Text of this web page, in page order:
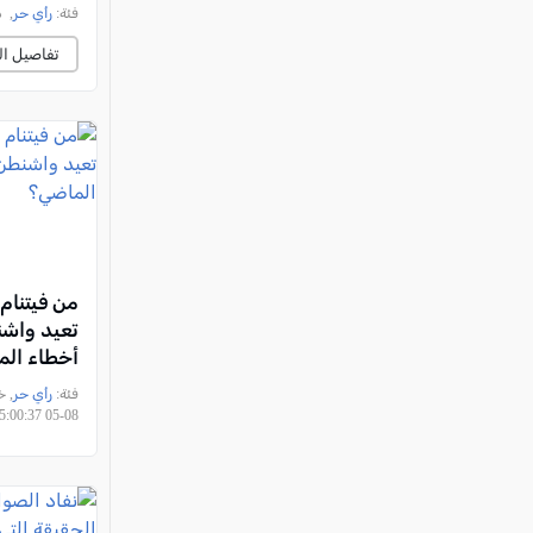
فئة: رأي حر , د.
تفاصيل
من
تعيد
أخطاء
فئة: رأي حر
08-05 15:00:37